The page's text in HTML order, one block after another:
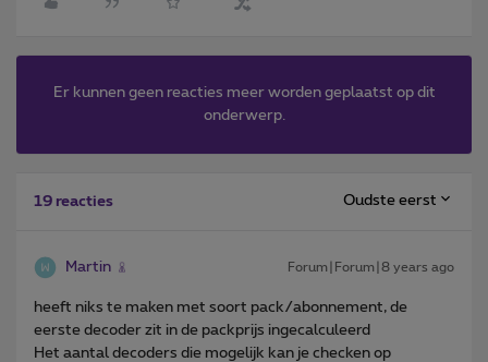
Er kunnen geen reacties meer worden geplaatst op dit
onderwerp.
19 reacties Oudste eerst
Martin Forum|Forum|8 years ago
heeft niks te maken met soort pack/abonnement, de
eerste decoder zit in de packprijs ingecalculeerd
Het aantal decoders die mogelijk kan je checken op